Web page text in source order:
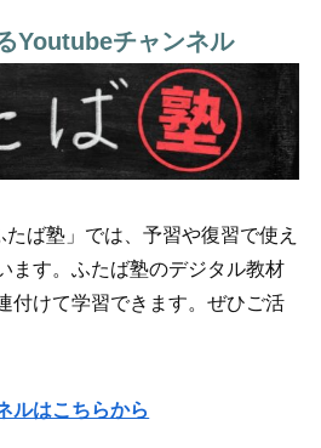
Youtubeチャンネル
ば塾」では、予習や復習で使え
ます。ふたば塾のデジタル教材
付けて学習できます。ぜひご活
ルはこちらから